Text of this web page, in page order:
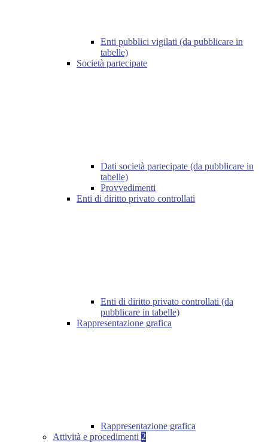
Enti pubblici vigilati (da pubblicare in
tabelle)
Società partecipate
Dati società partecipate (da pubblicare in
tabelle)
Provvedimenti
Enti di diritto privato controllati
Enti di diritto privato controllati (da
pubblicare in tabelle)
Rappresentazione grafica
Rappresentazione grafica
Attività e procedimenti 2